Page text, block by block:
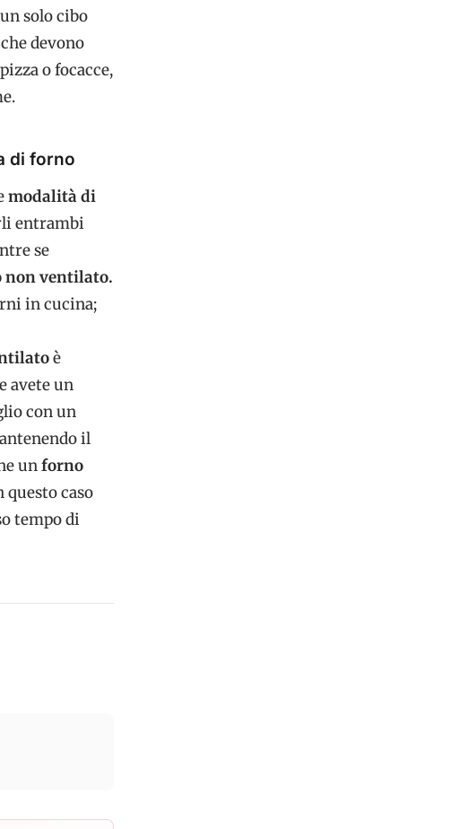
solo cibo
devono
o focacce,
di forno
modalità di
entrambi
se
non ventilato.
in cucina;
è
avete un
con un
il
unforno
questo caso
tempo di